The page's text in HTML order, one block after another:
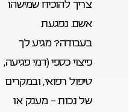
צריך להוכיח שמישהו
אשם. נפגעת
בעבודה? מגיע לך
פיצוי כספי (דמי פגיעה,
טיפול רפואי, ובמקרים
של נכות – מענק או